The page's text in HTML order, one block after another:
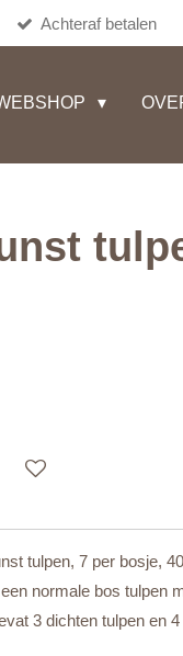
Achteraf betalen
tulpen, 7 per bosje,
normale bos tulpen
3 dichten tulpen en 4